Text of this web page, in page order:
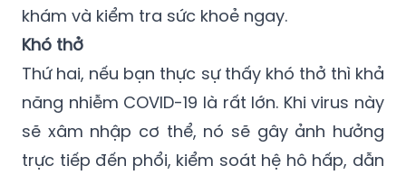
khám và kiểm tra sức khoẻ ngay.
Khó thở
Thứ hai, nếu bạn thực sự thấy khó thở thì khả
năng nhiễm COVID-19 là rất lớn. Khi virus này
sẽ xâm nhập cơ thể, nó sẽ gây ảnh hưởng
trực tiếp đến phổi, kiểm soát hệ hô hấp, dẫn